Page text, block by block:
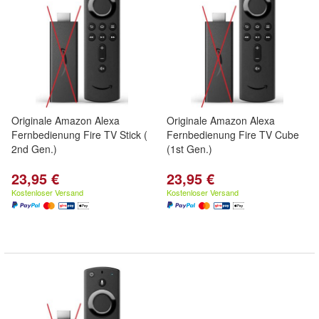
Originale Amazon Alexa
Fernbedienung Fire TV Stick (
2nd Gen.)
23,95 €
Kostenloser Versand
Originale Amazon Alexa
Fernbedienung Fire TV Cube
(1st Gen.)
23,95 €
Kostenloser Versand